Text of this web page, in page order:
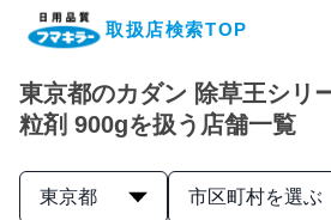
取扱店検索TOP
企業・IR情報サイト
製品情報サイト
東京都のカダン 除草王シリ
粒剤 900gを扱う店舗一覧
東京都 市区町村を選ぶ